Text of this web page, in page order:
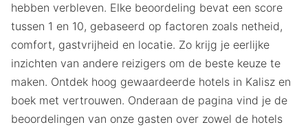
hebben verbleven. Elke beoordeling bevat een score
tussen 1 en 10, gebaseerd op factoren zoals netheid,
comfort, gastvrijheid en locatie. Zo krijg je eerlijke
inzichten van andere reizigers om de beste keuze te
maken. Ontdek hoog gewaardeerde hotels in Kalisz en
boek met vertrouwen. Onderaan de pagina vind je de
beoordelingen van onze gasten over zowel de hotels